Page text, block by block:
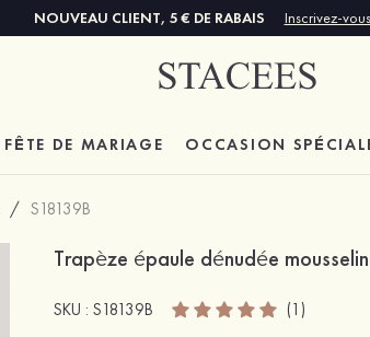
NOUVEAU CLIENT, 5 € DE RABAIS Inscrivez-
FÊTE DE MARIAGE OCCASION
/ S18139B
Trapèze épaule dénudée
SKU : S18139B (1)